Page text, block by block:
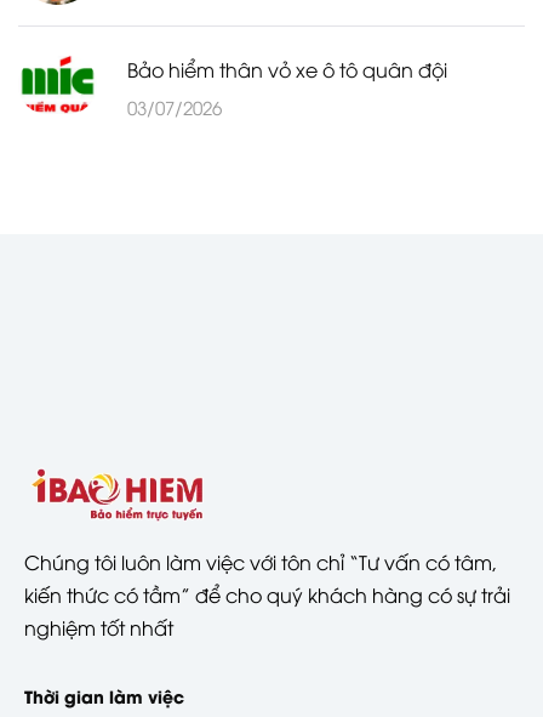
Bảo hiểm thân vỏ xe ô tô quân đội
03/07/2026
Chúng tôi luôn làm việc với tôn chỉ “Tư vấn có tâm,
kiến thức có tầm” để cho quý khách hàng có sự trải
nghiệm tốt nhất
Thời gian làm việc